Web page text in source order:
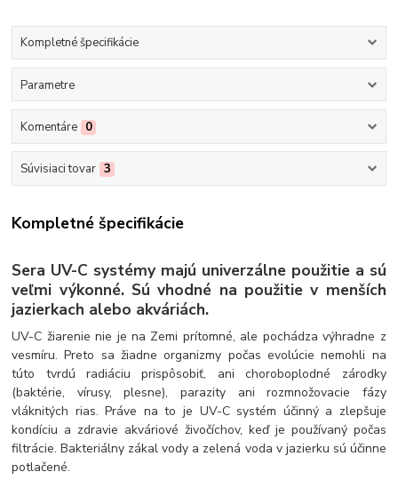
Kompletné špecifikácie
Parametre
Komentáre 0
Súvisiaci tovar 3
Kompletné špecifikácie
Sera UV-C systémy majú univerzálne použitie a sú
veľmi výkonné. Sú vhodné na použitie v menších
jazierkach alebo akváriách.
UV-C žiarenie nie je na Zemi prítomné, ale pochádza výhradne z
vesmíru. Preto sa žiadne organizmy počas evolúcie nemohli na
túto tvrdú radiáciu prispôsobiť, ani choroboplodné zárodky
(baktérie, vírusy, plesne), parazity ani rozmnožovacie fázy
vláknitých rias. Práve na to je UV-C systém účinný a zlepšuje
kondíciu a zdravie akváriové živočíchov, keď je používaný počas
filtrácie. Bakteriálny zákal vody a zelená voda v jazierku sú účinne
potlačené.